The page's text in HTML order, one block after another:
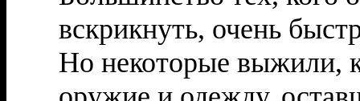
вскрикнуть, очень
Но некоторые выжили,